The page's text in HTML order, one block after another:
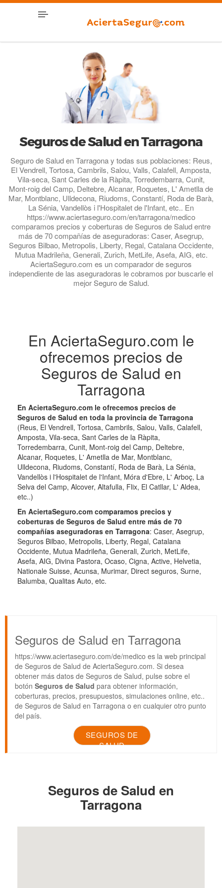
Seguros de Salud en Tarragona
Seguro de Salud en Tarragona y todas sus poblaciones: Reus,
El Vendrell, Tortosa, Cambrils, Salou, Valls, Calafell, Amposta,
Vila-seca, Sant Carles de la Ràpita, Torredembarra, Cunit,
Mont-roig del Camp, Deltebre, Alcanar, Roquetes, L' Ametlla de
Mar, Montblanc, Ulldecona, Riudoms, Constantí, Roda de Barà,
La Sénia, Vandellòs i l'Hospitalet de l'Infant, etc.. En
https://www.aciertaseguro.com/en/tarragona/medico
comparamos precios y coberturas de Seguros de Salud entre
más de 70 compañías de aseguradoras: Caser, Asegrup,
Seguros Bilbao, Metropolis, Liberty, Regal, Catalana Occidente,
Mutua Madrileña, Generali, Zurich, MetLife, Asefa, AIG, etc.
AciertaSeguro.com es un comparador de seguros
independiente de las aseguradoras le cobramos por buscarle el
mejor Seguro de Salud.
En AciertaSeguro.com le
ofrecemos precios de
Seguros de Salud en
Tarragona
En AciertaSeguro.com le ofrecemos precios de
Seguros de Salud en toda la provincia de Tarragona
(Reus, El Vendrell, Tortosa, Cambrils, Salou, Valls, Calafell,
Amposta, Vila-seca, Sant Carles de la Ràpita,
Torredembarra, Cunit, Mont-roig del Camp, Deltebre,
Alcanar, Roquetes, L' Ametlla de Mar, Montblanc,
Ulldecona, Riudoms, Constantí, Roda de Barà, La Sénia,
Vandellòs i l'Hospitalet de l'Infant, Móra d'Ebre, L' Arboç, La
Selva del Camp, Alcover, Altafulla, Flix, El Catllar, L' Aldea,
etc..)
En AciertaSeguro.com comparamos precios y
coberturas de Seguros de Salud entre más de 70
compañías aseguradoras en Tarragona: Caser, Asegrup,
Seguros Bilbao, Metropolis, Liberty, Regal, Catalana
Occidente, Mutua Madrileña, Generali, Zurich, MetLife,
Asefa, AIG, Divina Pastora, Ocaso, Cigna, Active, Helvetia,
Nationale Suisse, Acunsa, Murimar, Direct seguros, Surne,
Balumba, Qualitas Auto, etc.
Seguros de Salud en Tarragona
https://www.aciertaseguro.com/de/medico es la web principal
de Seguros de Salud de AciertaSeguro.com. Si desea
obtener más datos de Seguros de Salud, pulse sobre el
botón Seguros de Salud para obtener información,
coberturas, precios, presupuestos, simulaciones online, etc..
de Seguros de Salud en Tarragona o en cualquier otro punto
del país.
SEGUROS DE
SALUD
Seguros de Salud en
Tarragona